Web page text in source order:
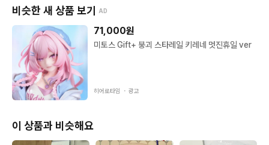
비슷한 새 상품 보기 AD
71,000원
미토스 Gift+ 붕괴 스타레일 키레네 멋진휴일 ver
히어로타임 ・ 광고
이 상품과 비슷해요